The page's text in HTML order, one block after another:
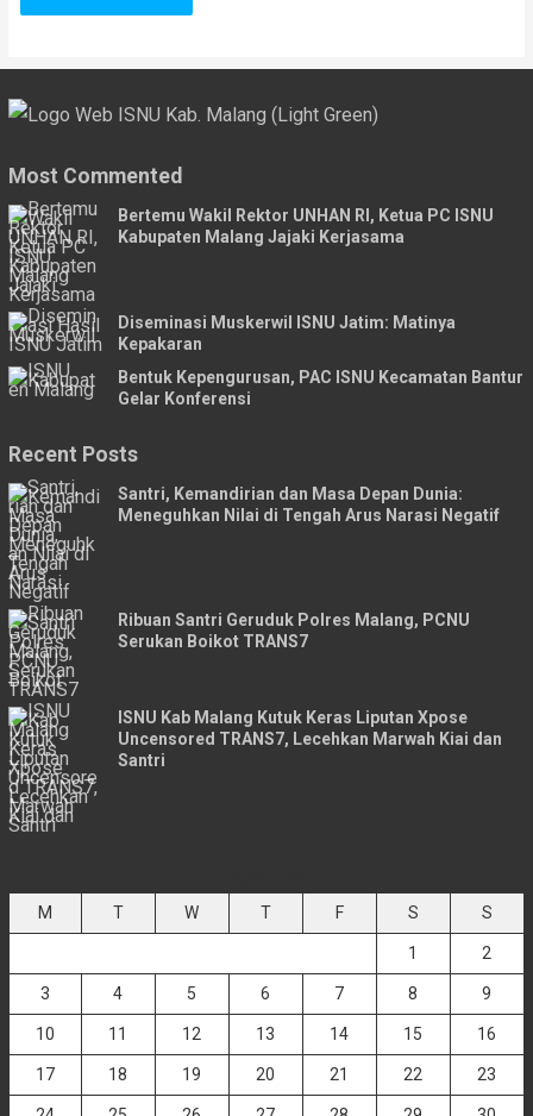
Most Commented
Bertemu Wakil Rektor UNHAN RI, Ketua PC ISNU
Kabupaten Malang Jajaki Kerjasama
Diseminasi Muskerwil ISNU Jatim: Matinya
Kepakaran
Bentuk Kepengurusan, PAC ISNU Kecamatan Bantur
Gelar Konferensi
Recent Posts
Santri, Kemandirian dan Masa Depan Dunia:
Meneguhkan Nilai di Tengah Arus Narasi Negatif
Ribuan Santri Geruduk Polres Malang, PCNU
Serukan Boikot TRANS7
ISNU Kab Malang Kutuk Keras Liputan Xpose
Uncensored TRANS7, Lecehkan Marwah Kiai dan
Santri
M
T W T F S S
1 2
3 4 5 6 7 8 9
10 11 12 13 14 15 16
17 18 19 20 21 22 23